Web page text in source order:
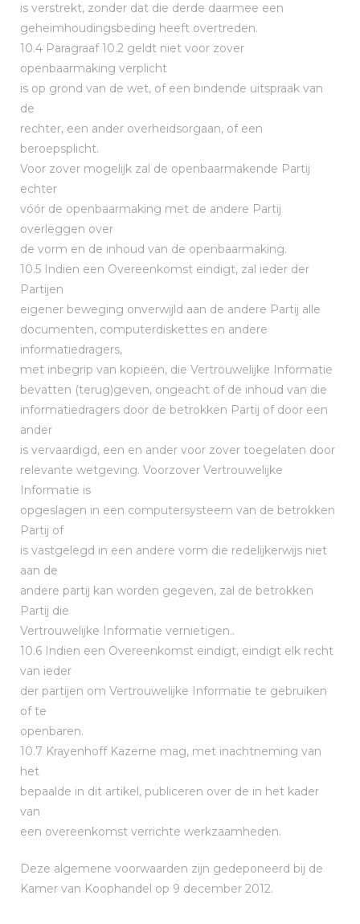
is verstrekt, zonder dat die derde daarmee een
geheimhoudingsbeding heeft overtreden.
10.4 Paragraaf 10.2 geldt niet voor zover
openbaarmaking verplicht
is op grond van de wet, of een bindende uitspraak van
de
rechter, een ander overheidsorgaan, of een
beroepsplicht.
Voor zover mogelijk zal de openbaarmakende Partij
echter
vóór de openbaarmaking met de andere Partij
overleggen over
de vorm en de inhoud van de openbaarmaking.
10.5 Indien een Overeenkomst eindigt, zal ieder der
Partijen
eigener beweging onverwijld aan de andere Partij alle
documenten, computerdiskettes en andere
informatiedragers,
met inbegrip van kopieën, die Vertrouwelijke Informatie
bevatten (terug)geven, ongeacht of de inhoud van die
informatiedragers door de betrokken Partij of door een
ander
is vervaardigd, een en ander voor zover toegelaten door
relevante wetgeving. Voorzover Vertrouwelijke
Informatie is
opgeslagen in een computersysteem van de betrokken
Partij of
is vastgelegd in een andere vorm die redelijkerwijs niet
aan de
andere partij kan worden gegeven, zal de betrokken
Partij die
Vertrouwelijke Informatie vernietigen..
10.6 Indien een Overeenkomst eindigt, eindigt elk recht
van ieder
der partijen om Vertrouwelijke Informatie te gebruiken
of te
openbaren.
10.7 Krayenhoff Kazerne mag, met inachtneming van
het
bepaalde in dit artikel, publiceren over de in het kader
van
een overeenkomst verrichte werkzaamheden.
Deze algemene voorwaarden zijn gedeponeerd bij de
Kamer van Koophandel op 9 december 2012.